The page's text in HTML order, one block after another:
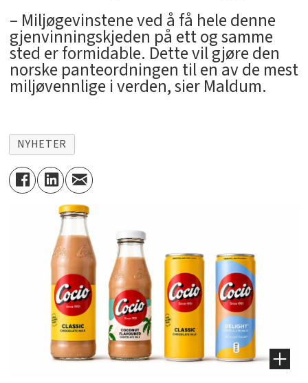
– Miljøgevinstene ved å få hele denne
gjenvinningskjeden på ett og samme
sted er formidable. Dette vil gjøre den
norske panteordningen til en av de mest
miljøvennlige i verden, sier Maldum.
NYHETER